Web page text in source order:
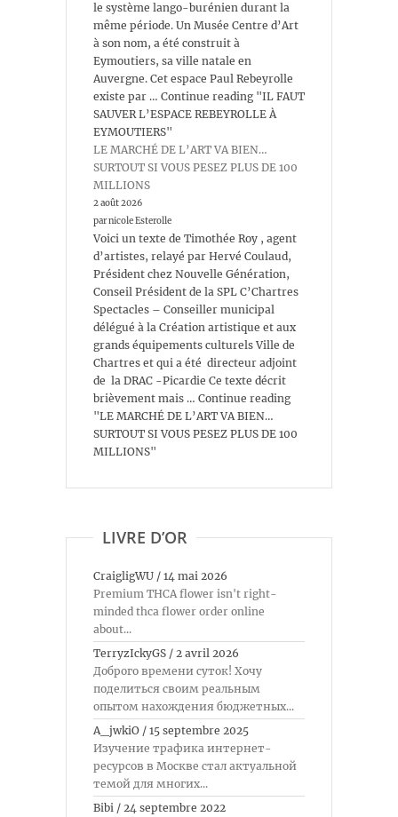
le système lango-burénien durant la
même période. Un Musée Centre d’Art
à son nom, a été construit à
Eymoutiers, sa ville natale en
Auvergne. Cet espace Paul Rebeyrolle
existe par … Continue reading "IL FAUT
SAUVER L’ESPACE REBEYROLLE À
EYMOUTIERS"
LE MARCHÉ DE L’ART VA BIEN…
SURTOUT SI VOUS PESEZ PLUS DE 100
MILLIONS
2 août 2026
par nicole Esterolle
Voici un texte de Timothée Roy , agent
d’artistes, relayé par Hervé Coulaud,
Président chez Nouvelle Génération,
Conseil Président de la SPL C’Chartres
Spectacles – Conseiller municipal
délégué à la Création artistique et aux
grands équipements culturels Ville de
Chartres et qui a été directeur adjoint
de la DRAC -Picardie Ce texte décrit
brièvement mais … Continue reading
"LE MARCHÉ DE L’ART VA BIEN…
SURTOUT SI VOUS PESEZ PLUS DE 100
MILLIONS"
LIVRE D’OR
CraigligWU / 14 mai 2026
Premium THCA flower isn't right-
minded thca flower order online
about...
TerryzIckyGS / 2 avril 2026
Доброго времени суток! Хочу
поделиться своим реальным
опытом нахождения бюджетных...
A_jwkiO / 15 septembre 2025
Изучение трафика интернет-
ресурсов в Москве стал актуальной
темой для многих...
Bibi / 24 septembre 2022